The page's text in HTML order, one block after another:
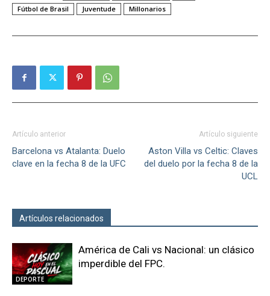
Fútbol de Brasil
Juventude Millonarios
Artículo anterior
Barcelona vs Atalanta: Duelo
clave en la fecha 8 de la UFC
Artículo siguiente
Aston Villa vs Celtic: Claves
del duelo por la fecha 8 de la
UCL
Artículos relacionados
DEPORTE
América de Cali vs Nacional: un clásico
imperdible del FPC.